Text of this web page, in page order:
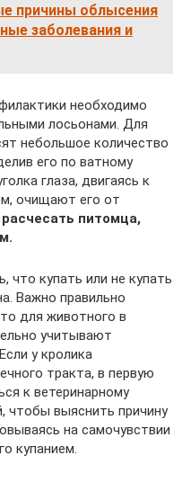
причины облысения
заболевания и
необходимо
лосьонами. Для
небольшое количество
его по ватному
глаза, двигаясь к
очищают его от
питомца,
что купать или не купать
Важно правильно
для животного в
учитывают
у кролика
тракта, в первую
к ветеринарному
чтобы выяснить причину
на самочувствии
купанием.